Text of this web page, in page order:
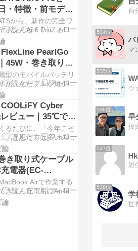
・特徴・前モデル
とめ
から、新作の完全ワ
ホン「Air6 Pro」が
日に発売されます。発
32%OFFの早割クーポ
先行登録キャンペーン
た。 今回の目玉は、新
PearlGo
45W・巻き取りケ
力とデメリットを
型のモバイルバッテリ
が、ケーブルが短かっ
物足りなかったりと、
と一歩と感じる製品も
せん。 TORRAS
は、約70cmの巻き
Cyber
ビュー｜35℃で2
冷却力・重さ・電
るたびに、「今年こそ
」と思う方は多いので
うか。 首掛けタイプの
クファン）はすっかり
したが、送風だけのモ
を超える環境では吹き
ぬるく、涼し ...
論
き取り式ケーブル
電器(EC-
レビュー｜最大
ケーブル+Cポート
におすすめ
Airで作業する
きて、充電用にAnker
(70W, 3 Ports)とケー
論
自
534位
バ
535位
536位
早
投
537位
538位
学